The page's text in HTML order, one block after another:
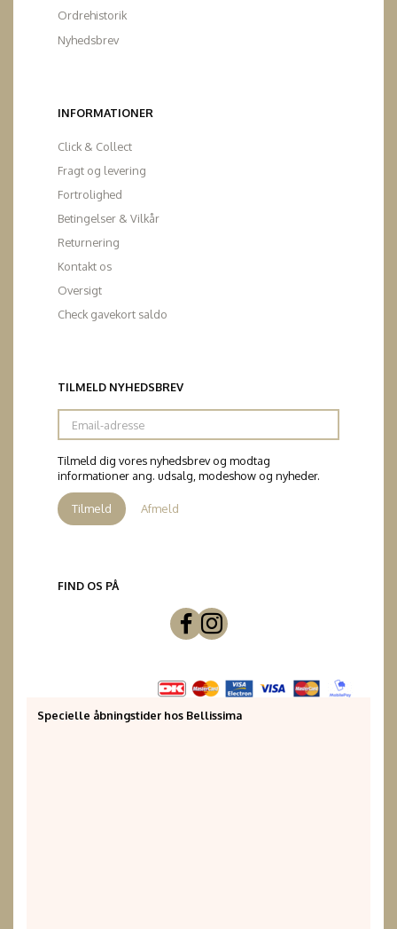
Ordrehistorik
Nyhedsbrev
INFORMATIONER
Click & Collect
Fragt og levering
Fortrolighed
Betingelser & Vilkår
Returnering
Kontakt os
Oversigt
Check gavekort saldo
TILMELD NYHEDSBREV
Email-
adresse
Tilmeld dig vores nyhedsbrev og modtag
informationer ang. udsalg, modeshow og nyheder.
Tilmeld Afmeld
FIND OS PÅ
Specielle åbningstider hos Bellissima